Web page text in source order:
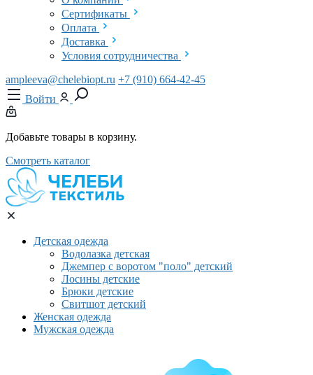
Сертификаты
Оплата
Доставка
Условия сотрудничества
ampleeva@chelebiopt.ru +7 (910) 664-42-45
Войти
Добавьте товары в корзину.
Смотреть каталог
Детская одежда
Водолазка детская
Джемпер с воротом "поло" детский
Лосины детские
Брюки детские
Свитшот детский
Женская одежда
Мужская одежда